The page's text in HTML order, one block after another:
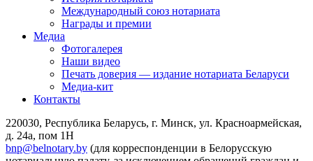
Международный союз нотариата
Награды и премии
Медиа
Фотогалерея
Наши видео
Печать доверия — издание нотариата Беларуси
Медиа-кит
Контакты
220030, Республика Беларусь, г. Минск, ул. Красноармейская,
д. 24а, пом 1Н
bnp@belnotary.by (для корреспонденции в Белорусскую